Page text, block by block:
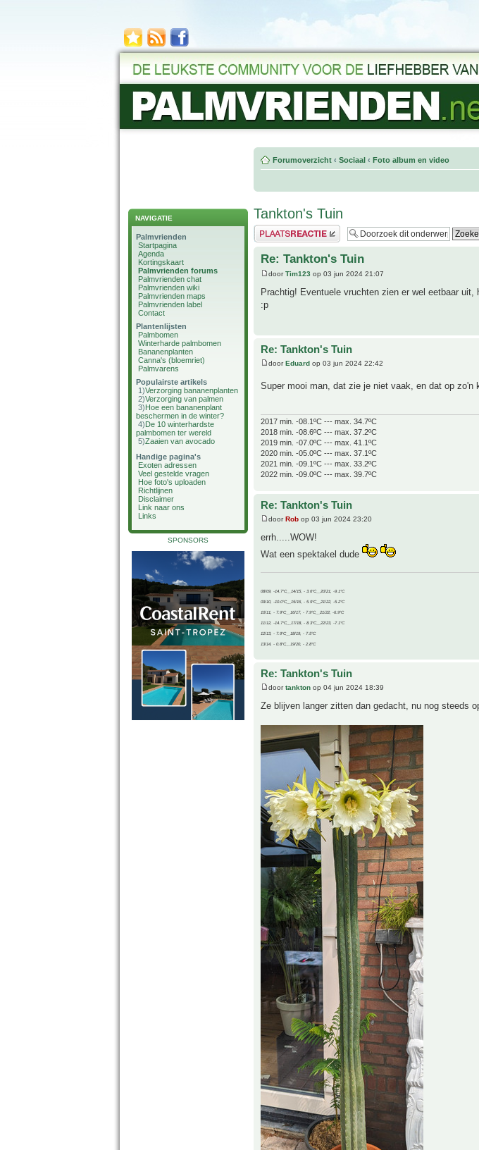
NAVIGATIE
Palmvrienden
Startpagina
Agenda
Kortingskaart
Palmvrienden forums
Palmvrienden chat
Palmvrienden wiki
Palmvrienden maps
Palmvrienden label
Contact
Plantenlijsten
Palmbomen
Winterharde palmbomen
Bananenplanten
Canna's (bloemriet)
Palmvarens
Populairste artikels
1)Verzorging bananenplanten
2)Verzorging van palmen
3)Hoe een bananenplant
beschermen in de winter?
4)De 10 winterhardste
palmbomen ter wereld
5)Zaaien van avocado
Handige pagina's
Exoten adressen
Veel gestelde vragen
Hoe foto's uploaden
Richtlijnen
Disclaimer
Link naar ons
Links
SPONSORS
Forumoverzicht ‹ Sociaal ‹ Foto album en video
Tankton's Tuin
Plaats een reactie
Re: Tankton's Tuin
doorTim123 op 03 jun 2024 21:07
Prachtig! Eventuele vruchten zien er wel eetbaar
:p
Re: Tankton's Tuin
doorEduard op 03 jun 2024 22:42
Super mooi man, dat zie je niet vaak, en dat op zo'n
2017 min. -08.1ºC --- max. 34.7ºC
2018 min. -08.6ºC --- max. 37.2ºC
2019 min. -07.0ºC --- max. 41.1ºC
2020 min. -05.0ºC --- max. 37.1ºC
2021 min. -09.1ºC --- max. 33.2ºC
2022 min. -09.0ºC --- max. 39.7ºC
Re: Tankton's Tuin
doorRob op 03 jun 2024 23:20
errh.....WOW!
Wat een spektakel dude
08/09, -14.7°C__14/15, - 3.6°C__20/21, -9.1°C
09/10, -10.0°C__15/16, - 5.9°C__21/22, -5.2°C
10/11, - 7.9°C__16/17, - 7.9°C__21/22, -6.9°C
11/12, -14.7°C__17/18, - 8.3°C__22/23, -7.1°C
12/13, - 7.9°C__18/19, - 7.5°C
13/14, - 0.8°C__19/20, - 2.8°C
Re: Tankton's Tuin
doortankton op 04 jun 2024 18:39
Ze blijven langer zitten dan gedacht, nu nog steeds